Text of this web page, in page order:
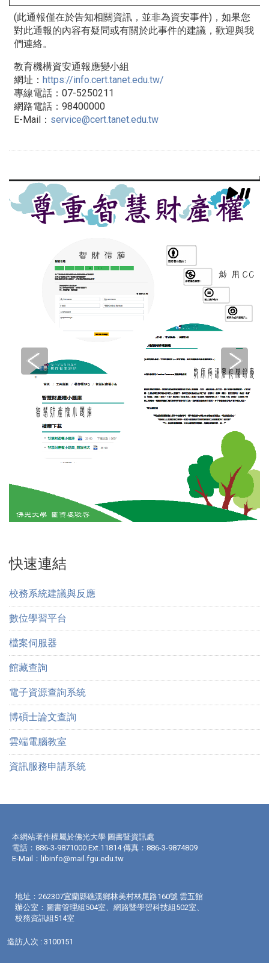
(此通報僅在於告知相關資訊，並非為資安事件)， 如果您
對此通報的內容有疑問或有關於此事件的建議， 歡迎與我
們連絡。
教育機構資安通報應變小組
網址： https://info.cert.tanet.edu.tw/
專線電話：07-5250211
網路電話：98400000
E-Mail： service@cert.tanet.edu.tw
快速連結
校務系統建議與反應
數位學習平台
檔案伺服器
館藏查詢
電子資源查詢系統
博碩士論文查詢
雲端電腦教室
資訊服務申請系統
本網站著作權屬於佛光大學 圖書暨資訊處
電話：886-3-9871000 Ext.11814 傳真：886-3-9874809
E-Mail： libinfo@mail.fgu.edu.tw
地址：262307宜蘭縣礁溪鄉林美村林尾路160號 雲五館
辦公室：圖書管理組504室、網路暨學習科技組502室、
校務資訊組514室
造訪人次 : 3100151